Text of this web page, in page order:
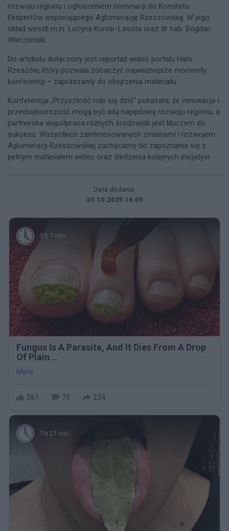
rozwoju regionu i ogłoszeniem nominacji do Komitetu
Ekspertów wspierającego Aglomerację Rzeszowską. W jego
skład weszli m.in. Lucyna Kuniar-Lasota oraz dr hab. Bogdan
Wierzbiński.
Do artykułu dołączony jest reportaż wideo portalu Halo
Rzeszów, który pozwala zobaczyć najważniejsze momenty
konferencji – zapraszamy do obejrzenia materiału.​
Konferencja „Przyszłość robi się dziś” pokazała, że innowacje i
przedsiębiorczość mogą być siłą napędową rozwoju regionu, a
partnerska współpraca różnych środowisk jest kluczem do
sukcesu. Wszystkich zainteresowanych zmianami i rozwojem
Aglomeracji Rzeszowskiej zachęcamy do zapoznania się z
pełnym materiałem wideo oraz śledzenia kolejnych inicjatyw.
Data dodania:
30.10.2025 16:05
5 h 7 min
Fungus Is A Parasite, And It Dies From A Drop
Of Plain...
More
261 73 254
7 h 21 min